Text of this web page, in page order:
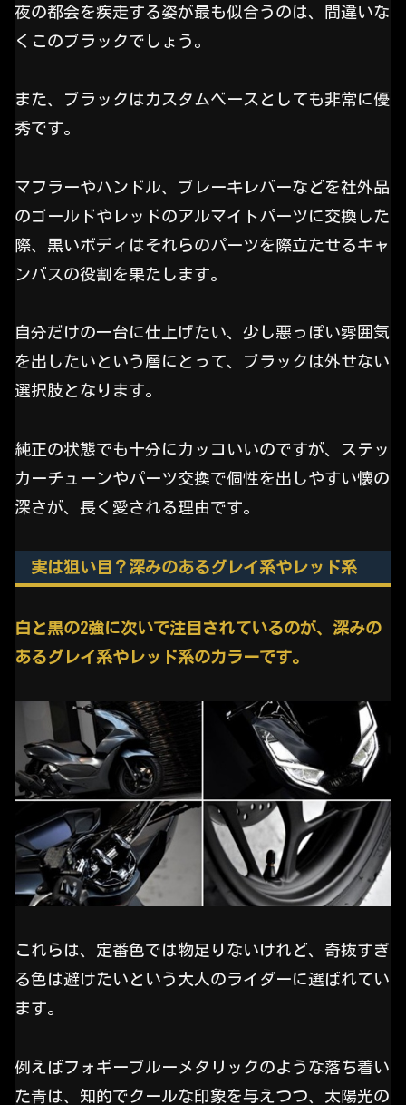
夜の都会を疾走する姿が最も似合うのは、間違いな
くこのブラックでしょう。
また、ブラックはカスタムベースとしても非常に優
秀です。
マフラーやハンドル、ブレーキレバーなどを社外品
のゴールドやレッドのアルマイトパーツに交換した
際、黒いボディはそれらのパーツを際立たせるキャ
ンバスの役割を果たします。
自分だけの一台に仕上げたい、少し悪っぽい雰囲気
を出したいという層にとって、ブラックは外せない
選択肢となります。
純正の状態でも十分にカッコいいのですが、ステッ
カーチューンやパーツ交換で個性を出しやすい懐の
深さが、長く愛される理由です。
実は狙い目？深みのあるグレイ系やレッド系
白と黒の2強に次いで注目されているのが、深みの
あるグレイ系やレッド系のカラーです。
これらは、定番色では物足りないけれど、奇抜すぎ
る色は避けたいという大人のライダーに選ばれてい
ます。
例えばフォギーブルーメタリックのような落ち着い
た青は、知的でクールな印象を与えつつ、太陽光の